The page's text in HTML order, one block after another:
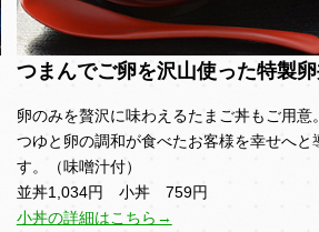
つまんでご卵を沢山使った特製
卵のみを贅沢に味わえるたまご丼もご用意。
つゆと卵の調和が食べたお客様を幸せへと
す。（味噌汁付）
並丼1,034円 小丼 759円
小丼の詳細はこちら→